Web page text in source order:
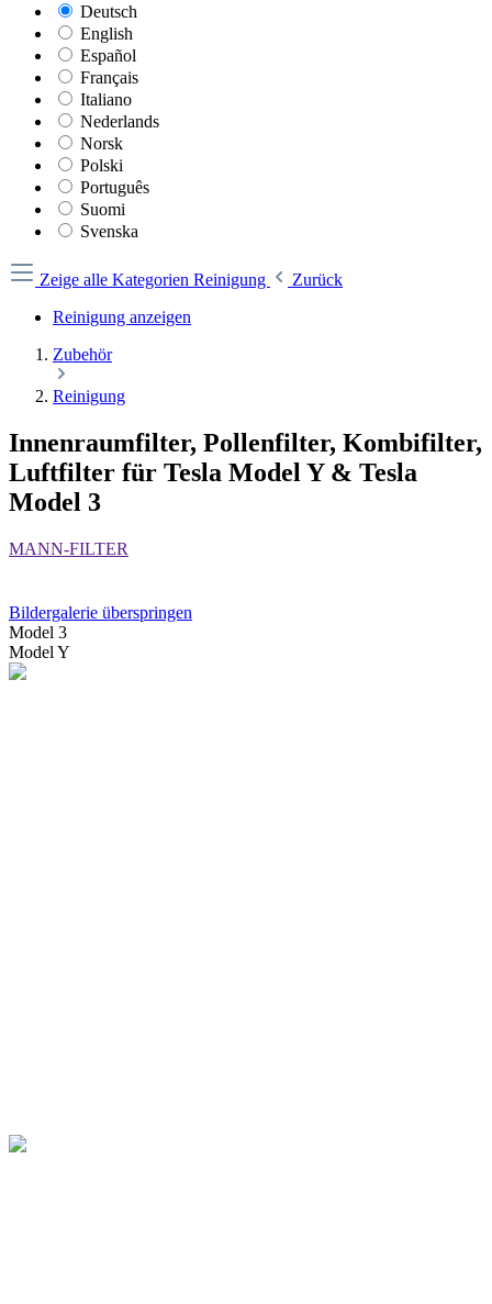
Deutsch
English
Español
Français
Italiano
Nederlands
Norsk
Polski
Português
Suomi
Svenska
Zeige alle Kategorien Reinigung
Zurück
Reinigung anzeigen
Zubehör
Reinigung
Innenraumfilter, Pollenfilter, Kombifilter,
Luftfilter für Tesla Model Y & Tesla
Model 3
‎MANN-FILTER
Bildergalerie überspringen
Model 3
Model Y